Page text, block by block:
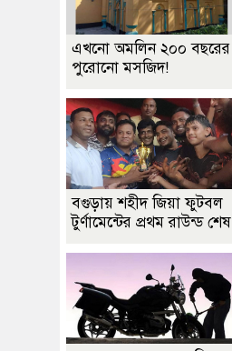
এখনো অমলিন ২০০ বছরের
পুরোনো মসজিদ!
বগুড়ায় শহীদ জিয়া ফুটবল
টুর্ণামেন্টের প্রথম রাউন্ড শেষ